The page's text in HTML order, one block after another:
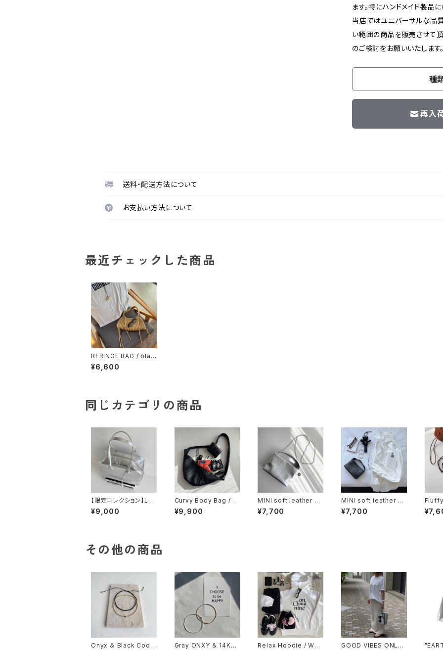
ます。特にハンドメイド製品
当店ではユニバーサルな品
い範囲の商品を販売させて
のご検討をお願いいたします。
種
再入
送料・配送方法について
お支払い方法について
最近チェックした商品
RFRINGE BAG / blac
k / natural / beige /
brown
¥6,600
同じカテゴリの商品
【限定コレクション】Lea
ther Boston Bag / Si
lver
¥9,000
Curvy Body Bag / L
eather / Black
¥9,900
MINI soft leather ba
g / Silver
¥7,700
MINI soft leather ba
g / Black
¥7,700
WN
その他の商品
Onyx ＆ Black Code
Gray ONXY ＆ 14KGF
Relax Hoodie / Whit
GOOD VIBES ONLY /